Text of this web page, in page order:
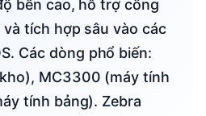
bền cao, hỗ trợ công
và tích hợp sâu vào các
Các dòng phổ biến:
MC3300 (máy tính
tính bảng). Zebra